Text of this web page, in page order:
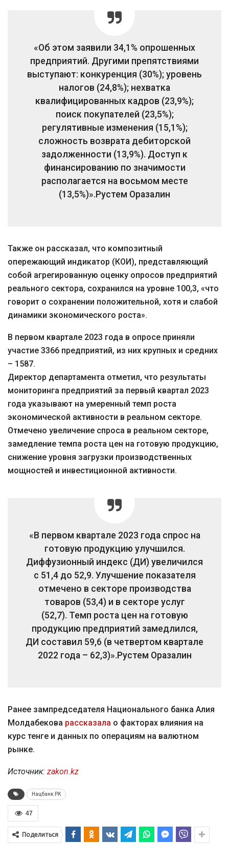
«Об этом заявили 34,1% опрошенных
предприятий. Другими препятствиями
выступают: конкуренция (30%); уровень
налогов (24,8%); нехватка
квалифицированных кадров (23,9%);
поиск покупателей (23,5%);
регулятивные изменения (15,1%);
сложность возврата дебиторской
задолженности (13,9%). Доступ к
финансированию по значимости
располагается на восьмом месте
(13,5%)». Рустем Оразалин
Также он рассказал, что композитный
опережающий индикатор (КОИ), представляющий
собой агрегированную оценку опросов предприятий
реального сектора, сохранился на уровне 100,3, «что
говорит о сохранении положительной, хотя и слабой
динамики экономического роста».
В первом квартале 2023 года в опросе приняли
участие 3366 предприятий, из них крупных и средних
– 1587.
Директор департамента отметил, что результаты
мониторинга предприятий за первый квартал 2023
года указывают на умеренный темп роста
экономической активности в реальном секторе.
Отмечено увеличение спроса в реальном секторе,
замедление темпа роста цен на готовую продукцию,
снижение уровня загрузки производственных
мощностей и инвестиционной активности.
«В первом квартале 2023 года спрос на
готовую продукцию улучшился.
Диффузионный индекс (ДИ) увеличился
с 51,4 до 52,9. Улучшение показателя
отмечено в секторе производства
товаров (53,4) и в секторе услуг
(52,7). Темп роста цен на готовую
продукцию предприятий замедлился,
ДИ составил 59,6 (в четвертом квартале
2022 года – 62,3)». Рустем Оразалин
Ранее зампредседателя Национального банка Алия
Молдабекова рассказала о факторах влияния на
курс тенге и данных по операциям на валютном
рынке.
Источник: zakon.kz
Нацбанк РК
47
Поделиться